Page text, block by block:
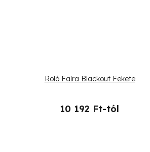
Roló Falra Blackout Fekete
10 192 Ft-tól